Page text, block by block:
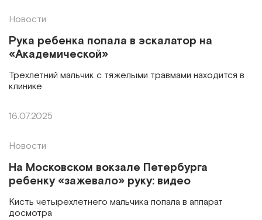
Новости
Рука ребенка попала в эскалатор на
«Академической»
Трехлетний мальчик с тяжелыми травмами находится в
клинике
16.07.2025
Новости
На Московском вокзале Петербурга
ребенку «зажевало» руку: видео
Кисть четырехлетнего мальчика попала в аппарат
досмотра